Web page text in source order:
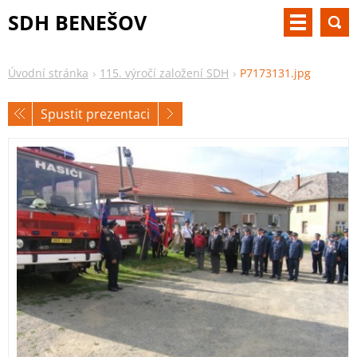
SDH BENEŠOV
Úvodní stránka 115. výročí založení SDH P7173131.jpg
Spustit prezentaci